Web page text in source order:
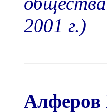
2001 г.)